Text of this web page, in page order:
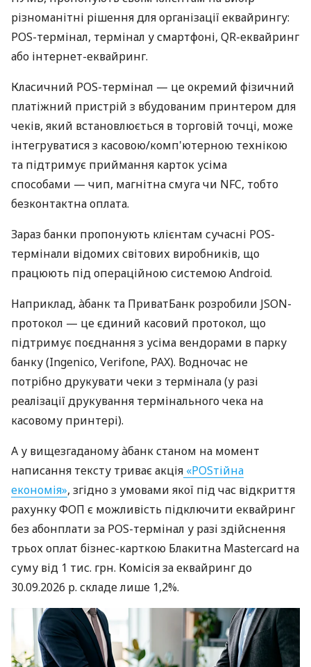
різноманітні рішення для організації еквайрингу:
POS-термінал, термінал у смартфоні, QR-еквайринг
або інтернет-еквайринг.
Класичний POS-термінал — це окремий фізичний
платіжний пристрій з вбудованим принтером для
чеків, який встановлюється в торговій точці, може
інтегруватися з касовою/комп'ютерною технікою
та підтримує приймання карток усіма
способами — чип, магнітна смуга чи NFC, тобто
безконтактна оплата.
Зараз банки пропонують клієнтам сучасні POS-
термінали відомих світових виробників, що
працюють під операційною системою Android.
Наприклад, àбанк та ПриватБанк розробили JSON-
протокол — це єдиний касовий протокол, що
підтримує поєднання з усіма вендорами в парку
банку (Ingenico, Verifone, PAX). Водночас не
потрібно друкувати чеки з термінала (у разі
реалізації друкування термінального чека на
касовому принтері).
А у вищезгаданому àбанк станом на момент
написання тексту триває акція «POSтійна
економія», згідно з умовами якої під час відкриття
рахунку ФОП є можливість підключити еквайринг
без абонплати за POS-термінал у разі здійснення
трьох оплат бізнес-карткою Блакитна Mastercard на
суму від 1 тис. грн. Комісія за еквайринг до
30.09.2026 р. складе лише 1,2%.